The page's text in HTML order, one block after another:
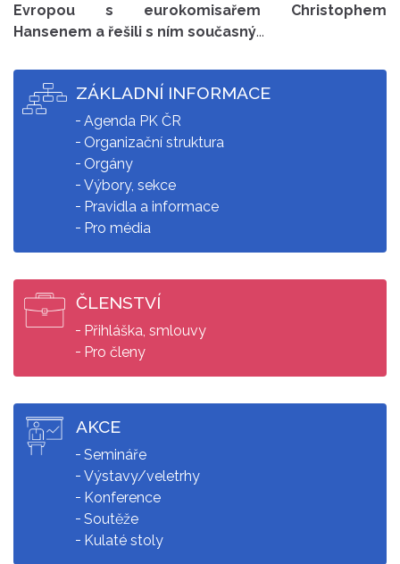
Evropou s eurokomisařem Christophem
Hansenem a řešili s ním současný...
ZÁKLADNÍ INFORMACE
Agenda PK ČR
Organizační struktura
Orgány
Výbory, sekce
Pravidla a informace
Pro média
ČLENSTVÍ
Přihláška, smlouvy
Pro členy
AKCE
Semináře
Výstavy/veletrhy
Konference
Soutěže
Kulaté stoly